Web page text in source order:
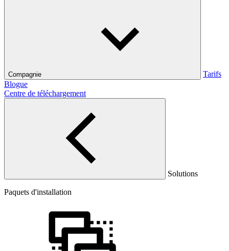
Compagnie
Tarifs
Blogue
Centre de téléchargement
Solutions
Paquets d'installation